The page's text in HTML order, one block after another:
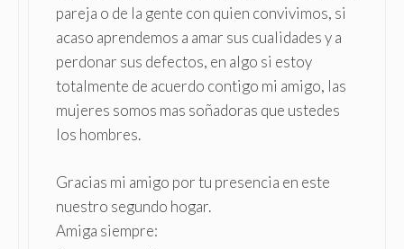
pareja o de la gente con quien convivimos, si
acaso aprendemos a amar sus cualidades y a
perdonar sus defectos, en algo si estoy
totalmente de acuerdo contigo mi amigo, las
mujeres somos mas soñadoras que ustedes
los hombres.
Gracias mi amigo por tu presencia en este
nuestro segundo hogar.
Amiga siempre: